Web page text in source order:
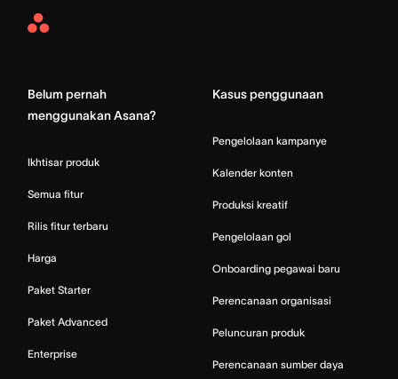
Asana
Belum pernah
menggunakan Asana?
Ikhtisar produk
Semua fitur
Rilis fitur terbaru
Harga
Paket Starter
Paket Advanced
Enterprise
Kasus penggunaan
Pengelolaan kampanye
Kalender konten
Produksi kreatif
Pengelolaan gol
Onboarding pegawai baru
Perencanaan organisasi
Peluncuran produk
Perencanaan sumber daya